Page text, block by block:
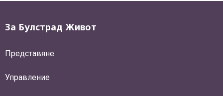
За Булстрад Живот
Представяне
Управление